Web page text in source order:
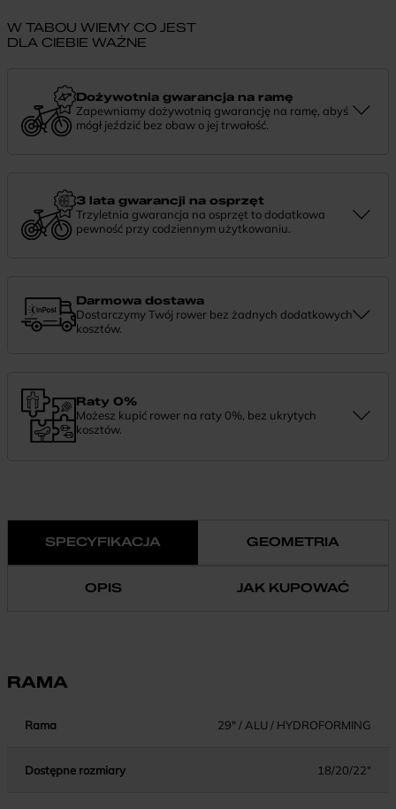
W TABOU WIEMY CO JEST
DLA CIEBIE WAŻNE
Dożywotnia gwarancja na ramę
Zapewniamy dożywotnią gwarancję na ramę, abyś
mógł jeździć bez obaw o jej trwałość.
chętnie pomożemy.3 lata gwarancji na osprzęt
Trzyletnia gwarancja na osprzęt to dodatkowa
pewność przy codziennym użytkowaniu.
Darmowa dostawa
Dostarczymy Twój rower bez żadnych dodatkowych
kosztów.
Raty 0%
Możesz kupić rower na raty 0%, bez ukrytych
kosztów.
SPECYFIKACJA GEOMETRIA
OPIS JAK KUPOWAĆ
RAMA
Rama 29" / ALU / HYDROFORMING
Dostępne rozmiary 18/20/22"